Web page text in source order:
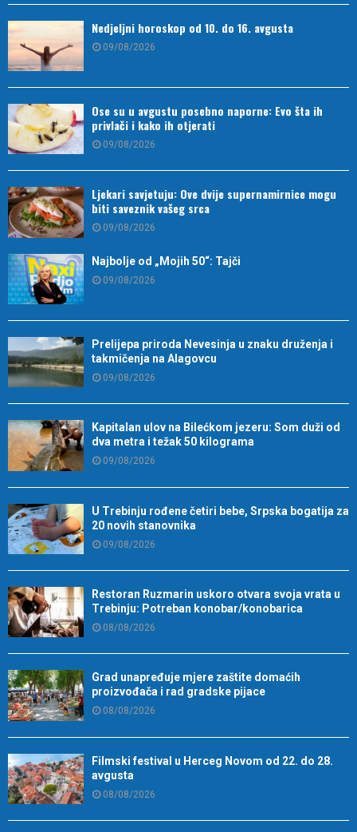
Nedjeljni horoskop od 10. do 16. avgusta
09/08/2026
Ose su u avgustu posebno naporne: Evo šta ih
privlači i kako ih otjerati
09/08/2026
Ljekari savjetuju: Ove dvije supernamirnice mogu
biti saveznik vašeg srca
09/08/2026
Najbolje od „Mojih 50“: Tajči
09/08/2026
Prelijepa priroda Nevesinja u znaku druženja i
takmičenja na Alagovcu
09/08/2026
Kapitalan ulov na Bilećkom jezeru: Som duži od
dva metra i težak 50 kilograma
09/08/2026
U Trebinju rođene četiri bebe, Srpska bogatija za
20 novih stanovnika
09/08/2026
Restoran Ruzmarin uskoro otvara svoja vrata u
Trebinju: Potreban konobar/konobarica
08/08/2026
Grad unapređuje mjere zaštite domaćih
proizvođača i rad gradske pijace
08/08/2026
Filmski festival u Herceg Novom od 22. do 28.
avgusta
08/08/2026